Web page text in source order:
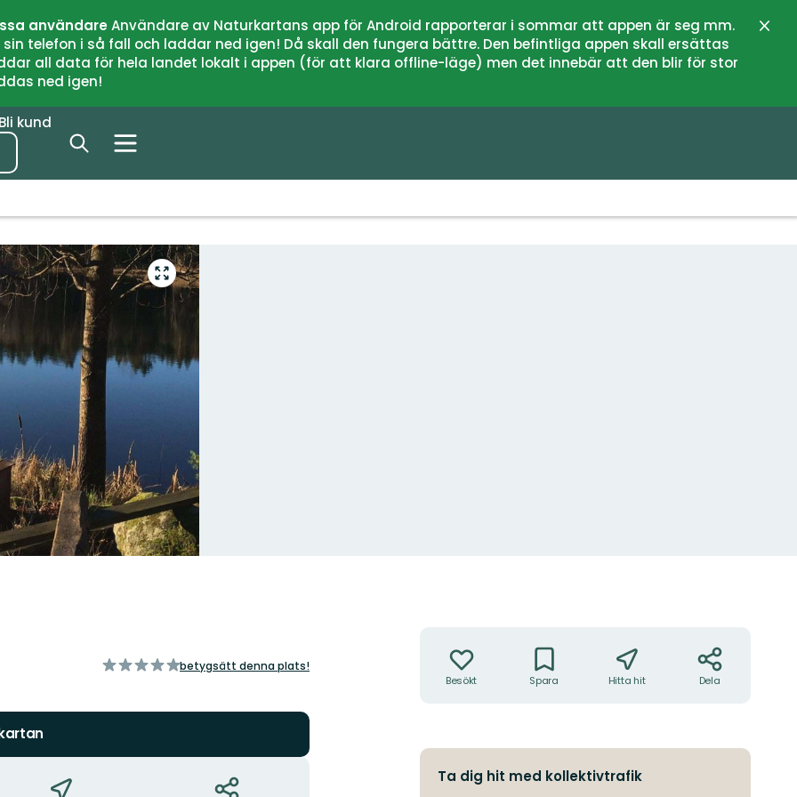
användareAnvändare av Naturkartans app för Android rapporterar i sommar att appen är seg mm.
telefon i så fall och laddar ned igen! Då skall den fungera bättre. Den befintliga appen skall ersättas
all data för hela landet lokalt i appen (för att klara offline-läge) men det innebär att den blir för stor
ned igen!
Bli kund
Gå
till
helskärmsläge
av
betygsätt denna plats!
Besökt Spara Hitta hit Dela
Ta dig hit med kollektivtrafik